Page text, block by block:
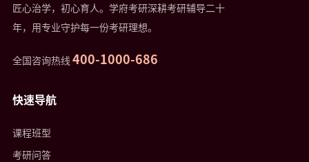
匠心治学，初心育人。学府考研深耕考研辅导二十
年，用专业守护每一份考研理想。
全国咨询热线400-1000-686
快速导航
课程班型
考研问答